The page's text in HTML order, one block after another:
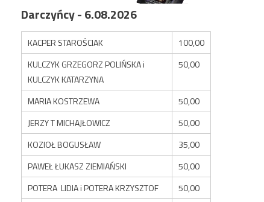
Darczyńcy - 6.08.2026
KACPER STAROŚCIAK
100,00
KULCZYK GRZEGORZ POLIŃSKA i
KULCZYK KATARZYNA
50,00
MARIA KOSTRZEWA
50,00
JERZY T MICHAJŁOWICZ
50,00
KOZIOŁ BOGUSŁAW
35,00
PAWEŁ ŁUKASZ ZIEMIAŃSKI
50,00
POTERA LIDIA i POTERA KRZYSZTOF
50,00